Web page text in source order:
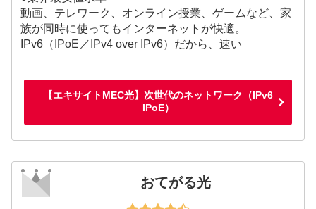
動画、テレワーク、オンライン授業、ゲームなど、家
族が同時に使ってもインターネットが快適。
IPv6（IPoE／IPv4 over IPv6）だから、速い
【エキサイトMEC光】次世代のネットワーク（IPv6
IPoE）
おてがる光